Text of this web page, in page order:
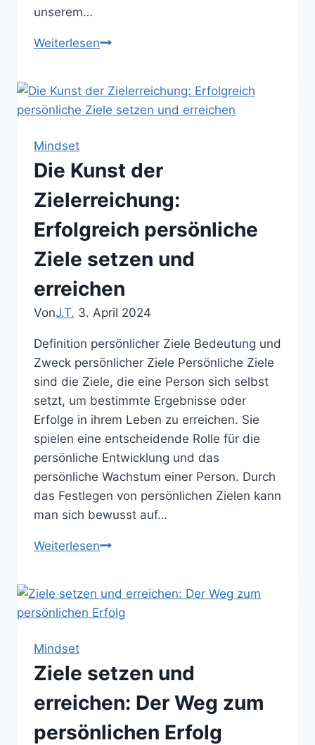
unserem…
WeiterlesenErfolgreich
und
erreichen:
Hindernisse
Mindset
Die Kunst der
Zielerreichung:
Erfolgreich persönliche
Ziele setzen und
erreichen
VonJ.T. 3. April 2024
Definition persönlicher Ziele Bedeutung und
Zweck persönlicher Ziele Persönliche Ziele
sind die Ziele, die eine Person sich selbst
setzt, um bestimmte Ergebnisse oder
Erfolge in ihrem Leben zu erreichen. Sie
spielen eine entscheidende Rolle für die
persönliche Entwicklung und das
persönliche Wachstum einer Person. Durch
das Festlegen von persönlichen Zielen kann
man sich bewusst auf…
WeiterlesenDie
Zielerreichung:
Erfolgreich
setzen
und
Mindset
Ziele setzen und
erreichen: Der Weg zum
persönlichen Erfolg